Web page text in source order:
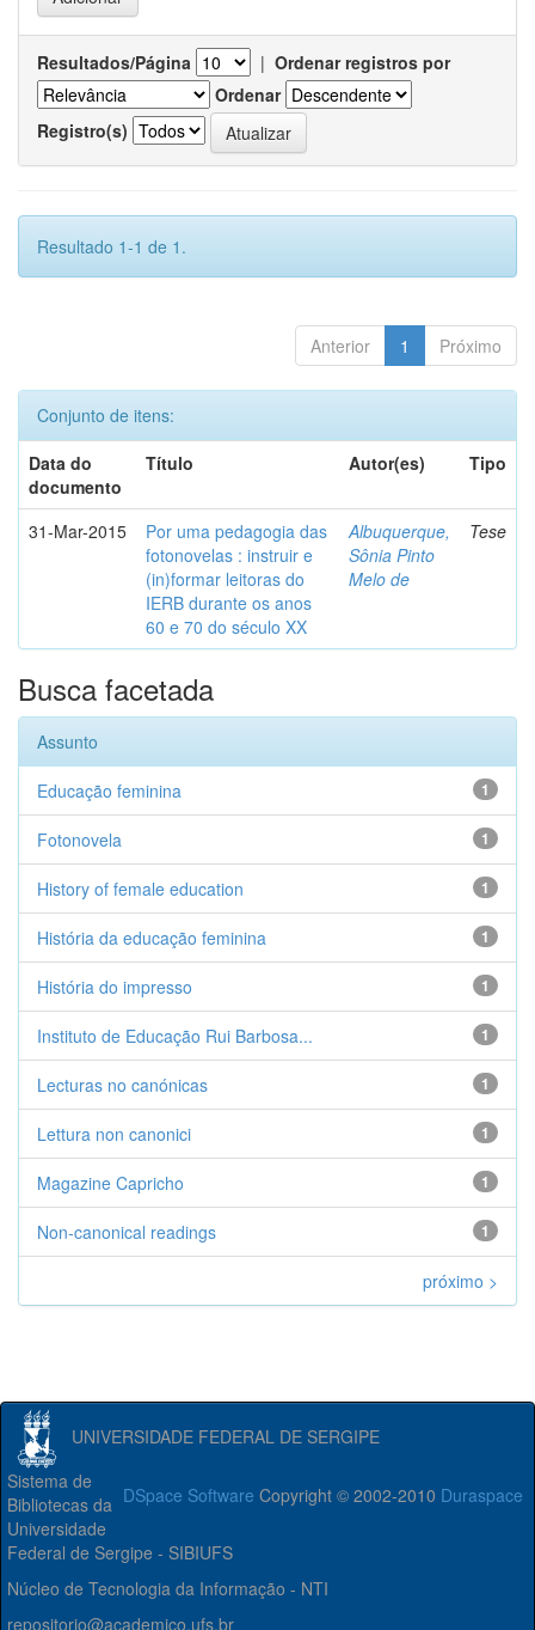
Resultados/Página | Ordenar registros por
Ordenar
Registro(s)
Resultado 1-1 de 1.
Anterior 1 Próximo
Conjunto de itens:
Data do
documento
Título Autor(es) Tipo
31-Mar-2015
Por uma pedagogia das
fotonovelas : instruir e
(in)formar leitoras do
IERB durante os anos
60 e 70 do século XX
Albuquerque,
Sônia Pinto
Melo de
Tese
Busca facetada
Assunto
1
Educação feminina
1
Fotonovela
1
History of female education
1
História da educação feminina
1
História do impresso
1
Instituto de Educação Rui Barbosa...
1
Lecturas no canónicas
1
Lettura non canonici
1
Magazine Capricho
1
Non-canonical readings
próximo >
UNIVERSIDADE FEDERAL DE SERGIPE
DSpace Software Copyright © 2002-2010 Duraspace
Sistema de
Bibliotecas da
Universidade
Federal de Sergipe - SIBIUFS
Núcleo de Tecnologia da Informação - NTI
repositorio@academico.ufs.br